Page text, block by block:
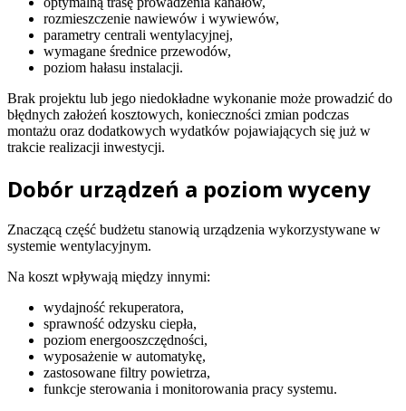
rozmieszczenie nawiewów i wywiewów,
parametry centrali wentylacyjnej,
wymagane średnice przewodów,
poziom hałasu instalacji.
Brak projektu lub jego niedokładne wykonanie może prowadzić do
błędnych założeń kosztowych, konieczności zmian podczas
montażu oraz dodatkowych wydatków pojawiających się już w
trakcie realizacji inwestycji.
Dobór urządzeń a poziom wyceny
Znaczącą część budżetu stanowią urządzenia wykorzystywane w
systemie wentylacyjnym.
Na koszt wpływają między innymi:
wydajność rekuperatora,
sprawność odzysku ciepła,
poziom energooszczędności,
wyposażenie w automatykę,
zastosowane filtry powietrza,
funkcje sterowania i monitorowania pracy systemu.